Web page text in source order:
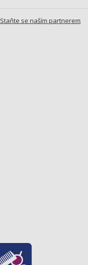
Staňte se naším partnerem